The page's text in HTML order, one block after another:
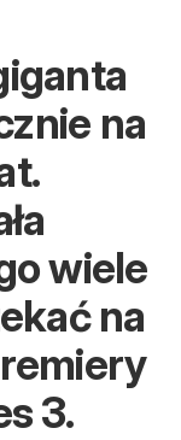
na
wiele
na
3.